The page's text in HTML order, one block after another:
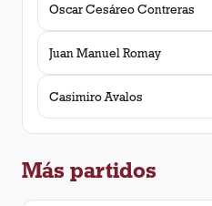
Oscar Cesáreo Contreras
Juan Manuel Romay
Casimiro Avalos
Más partidos